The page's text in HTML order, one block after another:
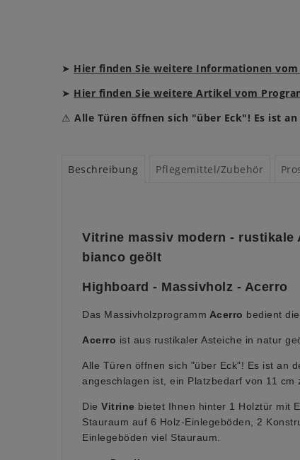
➤ Hier finden Sie weitere Informationen vom
➤ Hier finden Sie weitere Artikel vom
⚠ Alle Türen öffnen sich "über Eck"! Es ist
Beschreibung Pflegemittel/Zubehör
Vitrine massiv modern - rustikale
bianco geölt
Highboard - Massivholz - Acerro
Das Massivholzprogramm Acerro bedient
Acerro ist aus rustikaler Asteiche in natur
Alle Türen öffnen sich "über Eck"! Es ist an
angeschlagen ist, ein Platzbedarf von 11 cm
Die Vitrine bietet Ihnen hinter 1 Holztür mit
Stauraum auf 6 Holz-Einlegeböden, 2
Einlegeböden viel Stauraum.